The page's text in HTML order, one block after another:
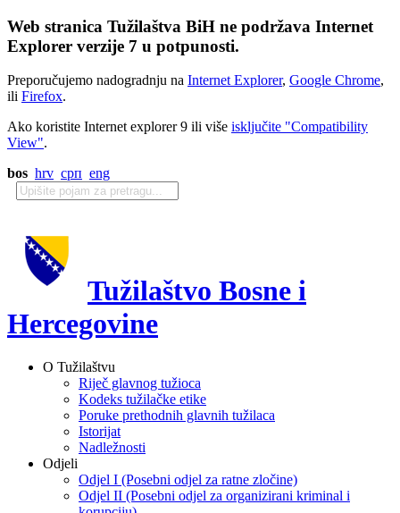
Web stranica Tužilaštva BiH ne podržava Internet
Explorer verzije 7 u potpunosti.
Preporučujemo nadogradnju na Internet Explorer, Google Chrome,
ili Firefox.
Ako koristite Internet explorer 9 ili više isključite "Compatibility
View".
bos hrv срп eng
Tužilaštvo Bosne i
Hercegovine
O Tužilaštvu
Riječ glavnog tužioca
Kodeks tužilačke etike
Poruke prethodnih glavnih tužilaca
Istorijat
Nadležnosti
Odjeli
Odjel I (Posebni odjel za ratne zločine)
Odjel II (Posebni odjel za organizirani kriminal i